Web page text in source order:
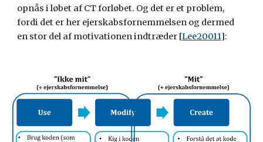
opnås i løbet af CT forløbet. Og det er et problem,
fordi det er her ejerskabsfornemmelsen og dermed
en stor del af motivationen indtræder [Lee20011]: